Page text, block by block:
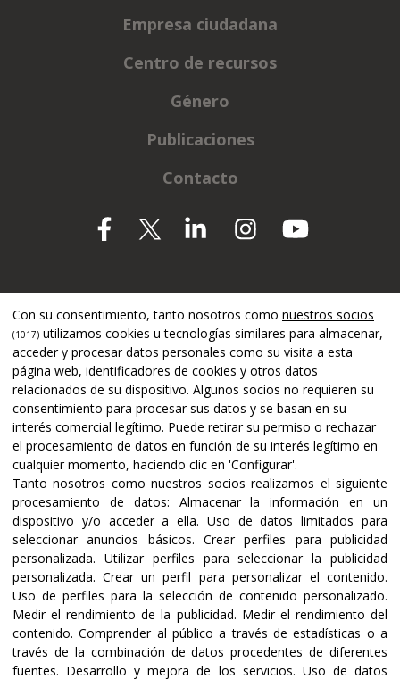
Empresa ciudadana
Centro de recursos
Género
Publicaciones
Contacto
Certificaciones y acreditaciones
Con su consentimiento, tanto nosotros como nuestros socios
(1017) utilizamos cookies u tecnologías similares para almacenar,
acceder y procesar datos personales como su visita a esta
página web, identificadores de cookies y otros datos
relacionados de su dispositivo. Algunos socios no requieren su
consentimiento para procesar sus datos y se basan en su
interés comercial legítimo. Puede retirar su permiso o rechazar
el procesamiento de datos en función de su interés legítimo en
cualquier momento, haciendo clic en 'Configurar'.
Tanto nosotros como nuestros socios realizamos el siguiente
procesamiento de datos: Almacenar la información en un
dispositivo y/o acceder a ella. Uso de datos limitados para
seleccionar anuncios básicos.Crear perfiles para publicidad
personalizada. Utilizar perfiles para seleccionar la publicidad
personalizada.Crear un perfil para personalizar el contenido.
Uso de perfiles para la selección de contenido personalizado.
Medir el rendimiento de la publicidad. Medir el rendimiento del
contenido.Comprender al público a través de estadísticas o a
través de la combinación de datos procedentes de diferentes
fuentes. Desarrollo y mejora de los servicios. Uso de datos